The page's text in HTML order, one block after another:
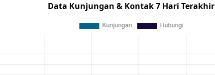
Data Kunjungan & Kontak 7 Hari Terakhir